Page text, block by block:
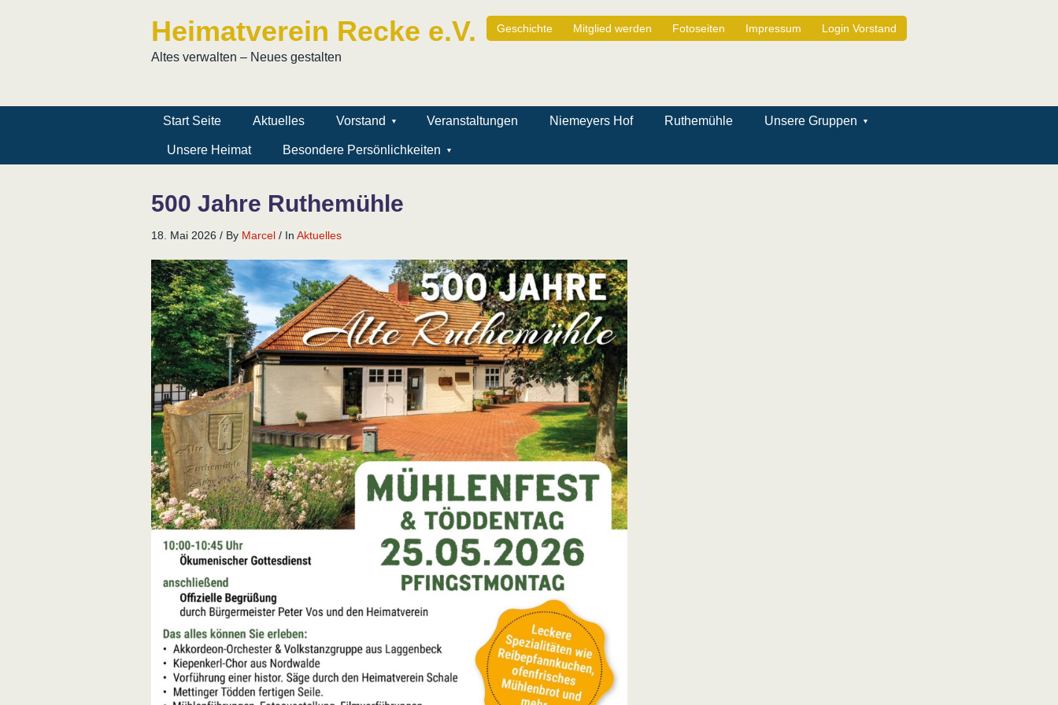
Geschichte Mitglied werden Fotoseiten Impressum Login Vorstand
Heimatverein Recke e.V.
Altes verwalten – Neues gestalten
Start Seite Aktuelles Vorstand Veranstaltungen Niemeyers Hof Ruthemühle Unsere Gruppen
Unsere Heimat Besondere Persönlichkeiten
500 Jahre Ruthemühle
18. Mai 2026 / By Marcel / In Aktuelles